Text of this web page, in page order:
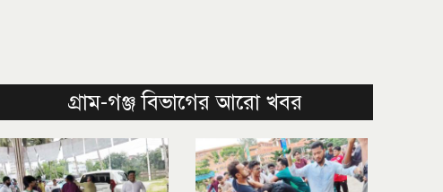
গ্রাম-গঞ্জ বিভাগের আরো খবর